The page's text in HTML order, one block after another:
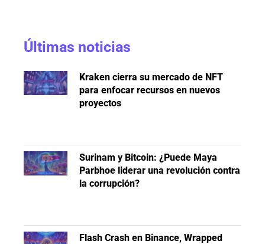
Últimas noticias
Kraken cierra su mercado de NFT
para enfocar recursos en nuevos
proyectos
Surinam y Bitcoin: ¿Puede Maya
Parbhoe liderar una revolución contra
la corrupción?
Flash Crash en Binance, Wrapped